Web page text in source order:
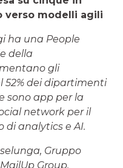
verso modelli agili
ha una People
della
gli
52% dei dipartimenti
sono app per la
network per il
di analytics e AI.
Gruppo
Group,